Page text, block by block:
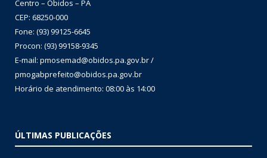
Centro – Óbidos – PA
CEP: 68250-000
Fone: (93) 99125-6645
Procon: (93) 99158-9345
E-mail: pmosemad@obidos.pa.gov.br /
pmogabprefeito@obidos.pa.gov.br
Horário de atendimento: 08:00 às 14:00
ÚLTIMAS PUBLICAÇÕES